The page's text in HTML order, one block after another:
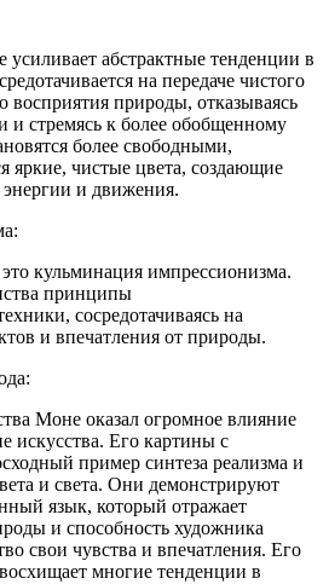
абстрактные тенденции в
на передаче чистого
восприятия природы, отказываясь
и стремясь к более обобщенному
более свободными,
яркие, чистые цвета, создающие
и движения.
кульминация импрессионизма.
принципы
сосредотачиваясь на
и впечатления от природы.
Моне оказал огромное влияние
искусства. Его картины с
пример синтеза реализма и
и света. Они демонстрируют
язык, который отражает
и способность художника
свои чувства и впечатления. Его
многие тенденции в